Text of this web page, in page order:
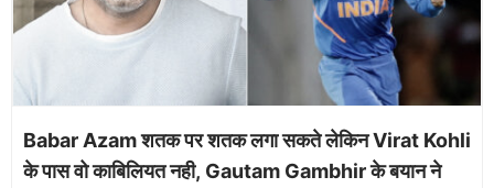
Babar Azam शतक पर शतक लगा सकते लेकिन Virat Kohli
के पास वो काबिलियत नही, Gautam Gambhir के बयान ने